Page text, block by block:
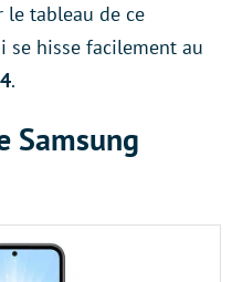
le tableau de ce
se hisse facilement au
.
Samsung